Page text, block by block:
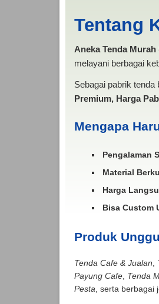
Tentang
Aneka Tenda Murah
melayani berbagai
Sebagai pabrik
Premium, Harga
Mengapa
Pengalaman
Material
Harga
Bisa Custom
Produk
Tenda Cafe & Jualan
Payung Cafe, Tenda
Pesta , serta berbagai